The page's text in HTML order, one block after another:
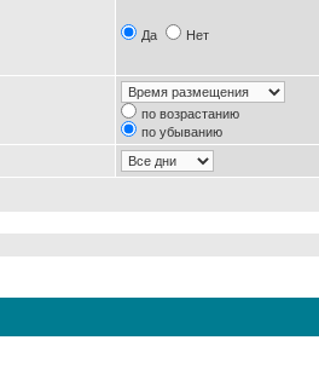
Да Нет
по возрастанию
по убыванию